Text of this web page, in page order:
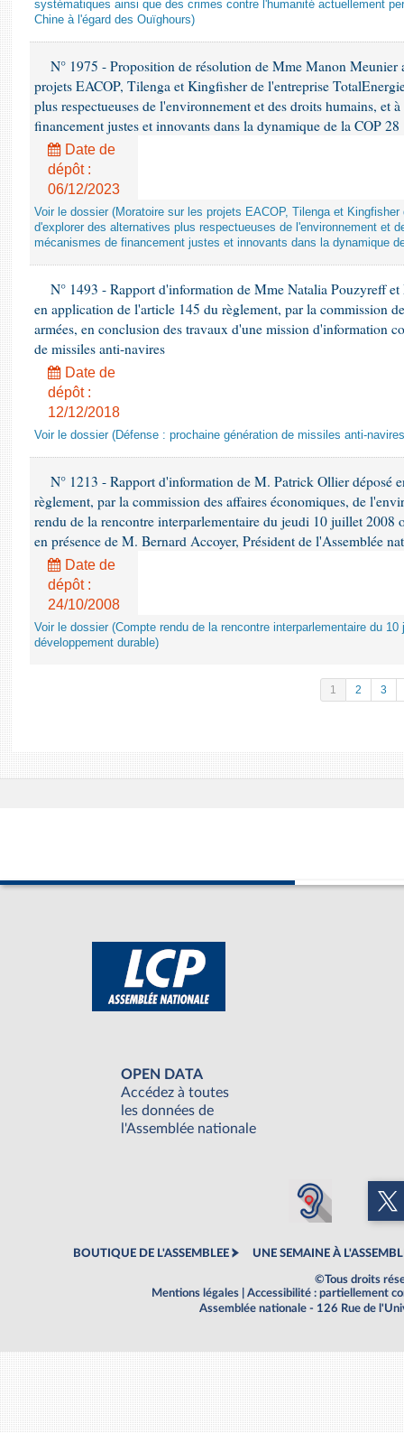
systématiques ainsi que des crimes contre l'humanité actuellement
Chine à l'égard des Ouïghours)
N° 1975 - Proposition de résolution de Mme Manon Meunier
projets EACOP, Tilenga et Kingfisher de l'entreprise
plus respectueuses de l'environnement et des droits humains, et
financement justes et innovants dans la dynamique de la COP 28
Date de
dépôt :
06/12/2023
Voir le dossier (Moratoire sur les projets EACOP, Tilenga et
d'explorer des alternatives plus respectueuses de l'environnement et
mécanismes de financement justes et innovants dans la dynamique
N° 1493 - Rapport d'information de Mme Natalia Pouzyreff
en application de l'article 145 du règlement, par la commission
armées, en conclusion des travaux d'une mission d'information
de missiles anti-navires
Date de
dépôt :
12/12/2018
Voir le dossier (Défense : prochaine génération de missiles anti-
N° 1213 - Rapport d'information de M. Patrick Ollier déposé
règlement, par la commission des affaires économiques, de
rendu de la rencontre interparlementaire du jeudi 10 juillet 2008
en présence de M. Bernard Accoyer, Président de l'Assemblée
Date de
dépôt :
24/10/2008
Voir le dossier (Compte rendu de la rencontre interparlementaire du
développement durable)
1 2 3
OPEN DATA
Accédez à toutes
les données de
l'Assemblée nationale
BOUTIQUE DE L'ASSEMBLEE UNE SEMAINE À
©Tous droits
Mentions légales
Accessibilité : partiellement
Assemblée nationale - 126 Rue de